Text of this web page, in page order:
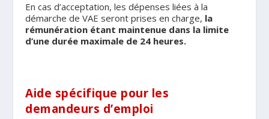
En cas d’acceptation, les dépenses liées à la
démarche de VAE seront prises en charge, la
rémunération étant maintenue dans la limite
d’une durée maximale de 24 heures.
Aide spécifique pour les
demandeurs d’emploi